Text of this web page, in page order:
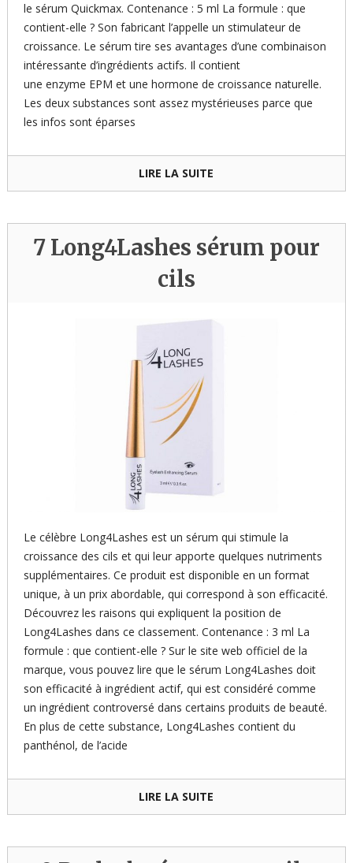
le sérum Quickmax. Contenance : 5 ml La formule : que
contient-elle ? Son fabricant l’appelle un stimulateur de
croissance. Le sérum tire ses avantages d’une combinaison
intéressante d’ingrédients actifs. Il contient
une enzyme EPM et une hormone de croissance naturelle.
Les deux substances sont assez mystérieuses parce que
les infos sont éparses
LIRE LA SUITE
7 Long4Lashes sérum pour
cils
Le célèbre Long4Lashes est un sérum qui stimule la
croissance des cils et qui leur apporte quelques nutriments
supplémentaires. Ce produit est disponible en un format
unique, à un prix abordable, qui correspond à son efficacité.
Découvrez les raisons qui expliquent la position de
Long4Lashes dans ce classement. Contenance : 3 ml La
formule : que contient-elle ? Sur le site web officiel de la
marque, vous pouvez lire que le sérum Long4Lashes doit
son efficacité à ingrédient actif, qui est considéré comme
un ingrédient controversé dans certains produits de beauté.
En plus de cette substance, Long4Lashes contient du
panthénol, de l’acide
LIRE LA SUITE